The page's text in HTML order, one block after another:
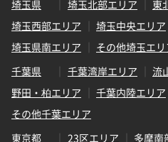
埼玉県
埼玉北部エリア
東
埼玉西部エリア
埼玉中央エリア
埼玉県南エリア
その他埼玉エリ
千葉県
千葉湾岸エリア
流
野田・柏エリア
千葉内陸エリア
その他千葉エリア
東京都
23区エリア
多摩南